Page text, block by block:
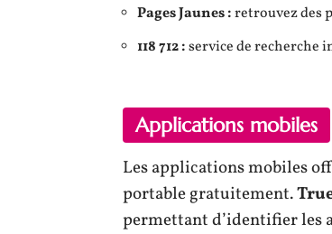
Pages Jaunes :retrouvez des
118 712 :service de recherche
Applications mobiles
Les applications mobiles
portable gratuitement.
permettant d’identifier les